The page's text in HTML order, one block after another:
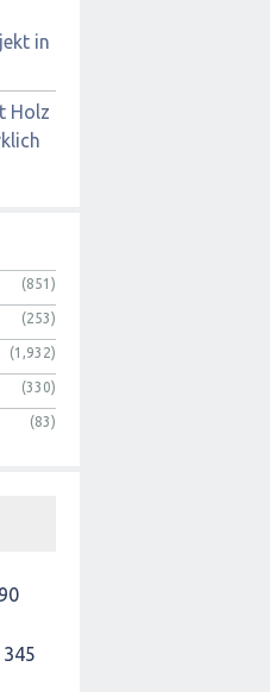
in
Holz
(851)
(253)
(1,932)
(330)
(83)
345